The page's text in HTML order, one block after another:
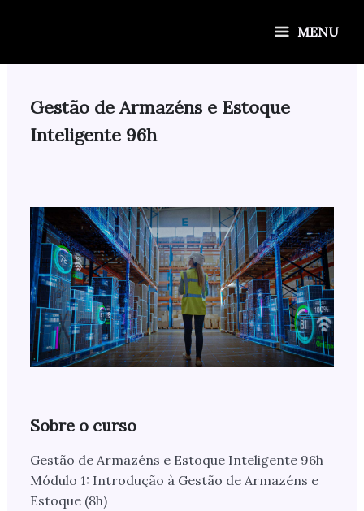
MENU
Gestão de Armazéns e Estoque
Inteligente 96h
Sobre o curso
Gestão de Armazéns e Estoque Inteligente 96h
Módulo 1: Introdução à Gestão de Armazéns e
Estoque (8h)